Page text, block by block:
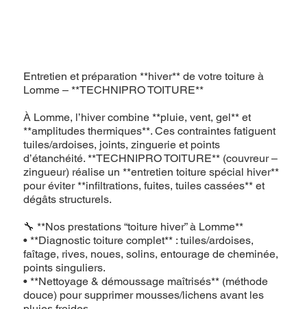
Entretien et préparation **hiver** de votre toiture à
Lomme – **TECHNIPRO TOITURE**
À Lomme, l’hiver combine **pluie, vent, gel** et
**amplitudes thermiques**. Ces contraintes fatiguent
tuiles/ardoises, joints, zinguerie et points
d’étanchéité. **TECHNIPRO TOITURE** (couvreur –
zingueur) réalise un **entretien toiture spécial hiver**
pour éviter **infiltrations, fuites, tuiles cassées** et
dégâts structurels.
🔧 **Nos prestations “toiture hiver” à Lomme**
• **Diagnostic toiture complet** : tuiles/ardoises,
faîtage, rives, noues, solins, entourage de cheminée,
points singuliers.
• **Nettoyage & démoussage maîtrisés** (méthode
douce) pour supprimer mousses/lichens avant les